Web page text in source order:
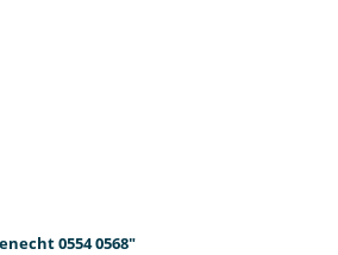
0554 0568"